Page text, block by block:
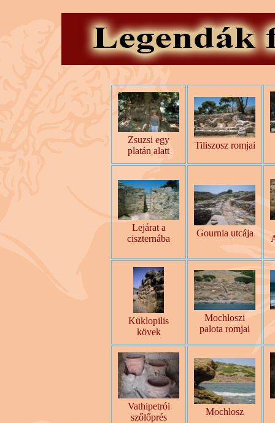
Zsuzsi egy
platán alatt
Tiliszosz romjai
Lejárat a
ciszternába
Gournia utcája
Küklopilis
kövek
Mochloszi
palota romjai
Vathipetrói
szőlőprés
Mochlosz